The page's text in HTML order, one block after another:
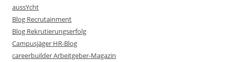
aussYcht
Blog Recrutainment
Blog Rekrutierungserfolg
Campusjäger HR-Blog
careerbuilder Arbeitgeber-Magazin